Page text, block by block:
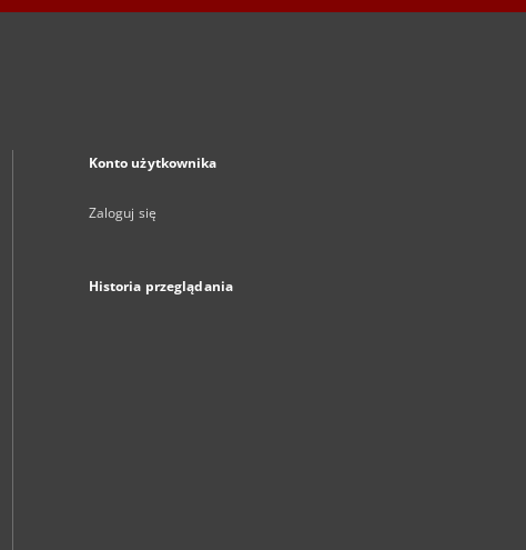
Konto użytkownika
Zaloguj się
Historia przeglądania